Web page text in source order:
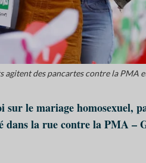
agitent des pancartes contre la PMA
sur le mariage homosexuel,
dans la rue contre la PMA –